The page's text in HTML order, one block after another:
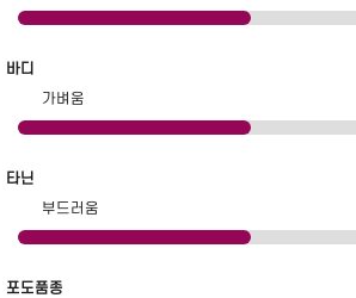
바디
가벼움
타닌
부드러움
포도품종